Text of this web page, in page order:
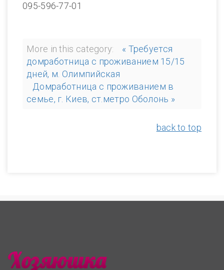
095-596-77-01
More in this category:
« Требуется
домработница с проживанием 15/15
дней, м. Олимпийская
Домработница с проживанием в
семье, г. Киев, ст.метро Оболонь »
back to top